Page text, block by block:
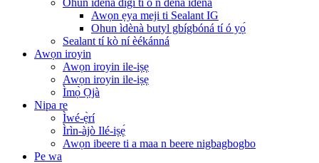
Ohun ìdènà dígí tí ó ń dènà ìdènà
Awọn ẹya meji ti Sealant IG
Ohun ìdènà butyl gbígbóná tí ó yọ́
Sealant tí kò ní èékánná
Awọn iroyin
Awọn iroyin ile-iṣẹ
Awọn iroyin ile-iṣẹ
Ìmọ̀ Ọjà
Nipa re
Ìwé-ẹ̀rí
Ìrìn-àjò Ilé-iṣẹ́
Awọn ibeere ti a maa n beere nigbagbogbo
Pe wa